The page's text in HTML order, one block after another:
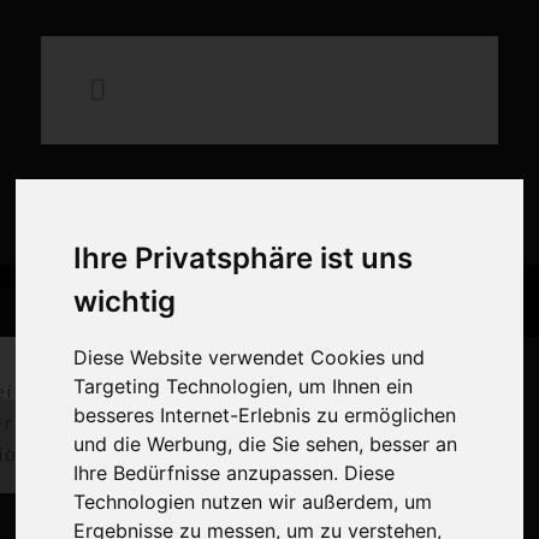
Ihre Privatsphäre ist uns
wichtig
Diese Website verwendet Cookies und
Targeting Technologien, um Ihnen ein
besseres Internet-Erlebnis zu ermöglichen
und die Werbung, die Sie sehen, besser an
Ihre Bedürfnisse anzupassen. Diese
Technologien nutzen wir außerdem, um
Ergebnisse zu messen, um zu verstehen,
×
Mittelalterliches Spektakel auf
der Schauenburg
Erlebt Ritter, Handwerk, Musik und Gaumenfreuden in historischer
Kulisse. Seid dabei beim Mittelalterlichen Spektakel auf der
Schauenburg!
Zum Spektakel
auf der Schauenburg
Zweck
von 2
und dem